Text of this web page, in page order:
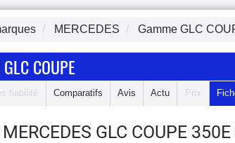
MERCEDES Gamme GLC
COUPE
fiabilité Comparatifs Avis Actu Prix
GLC COUPE